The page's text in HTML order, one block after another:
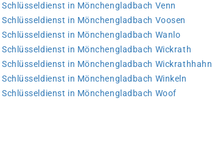
Schlüsseldienst in Mönchengladbach Venn
Schlüsseldienst in Mönchengladbach Voosen
Schlüsseldienst in Mönchengladbach Wanlo
Schlüsseldienst in Mönchengladbach Wickrath
Schlüsseldienst in Mönchengladbach Wickrathhahn
Schlüsseldienst in Mönchengladbach Winkeln
Schlüsseldienst in Mönchengladbach Woof